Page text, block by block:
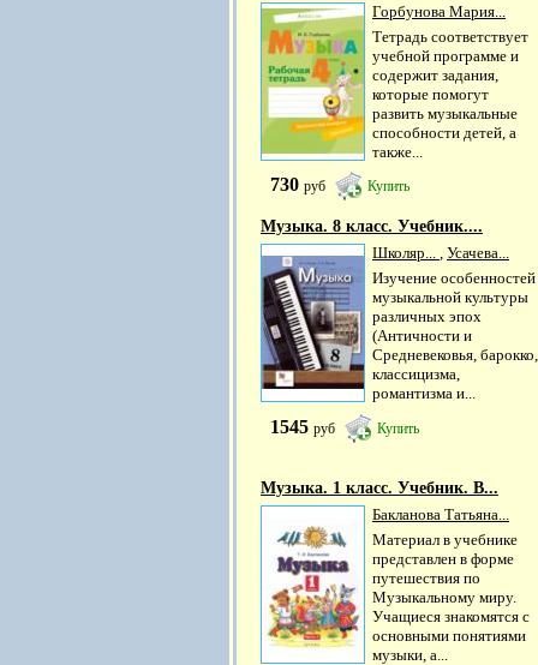
Горбунова Мария...
Тетрадь соответствует
учебной программе и
содержит задания,
которые помогут
развить музыкальные
способности детей, а
также...
730 руб Купить
Музыка. 8 класс. Учебник....
Школяр... , Усачева...
Изучение особенностей
музыкальной культуры
различных эпох
(Античности и
Средневековья, барокко,
классицизма,
романтизма и...
1545 руб Купить
Музыка. 1 класс. Учебник. В...
Бакланова Татьяна...
Материал в учебнике
представлен в форме
путешествия по
Музыкальному миру.
Учащиеся знакомятся с
основными понятиями
музыки, а...